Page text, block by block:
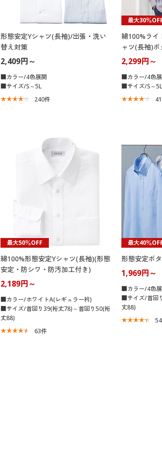
形態安定Yシャツ(長袖)/出張・洗い
替え対策
2,409円～
■カラー/4色展開
■サイズ/S～5L
240件
最大30％
綿100%ライ
ャツ(長袖)
2,299円～
■カラー/4色
■サイズ/S～5L
41
最大50％OFF
綿100%形態安定Yシャツ(長袖)(形態
安定・防シワ・防汚加工付き)
2,189円～
■カラー/ホワイトA(レギュラー衿)
■サイズ/首回り39(裄丈78)～首回り50(裄
丈88)
63件
最大40％
形態安定ボ
1,969円～
■カラー/4色
■サイズ/首回
丈88)
54